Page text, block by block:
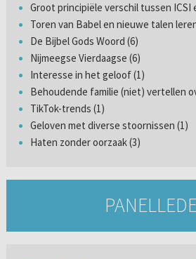
Groot principiële verschil tussen ICSI
Toren van Babel en nieuwe talen
De Bijbel Gods Woord (6)
Nijmeegse Vierdaagse (6)
Interesse in het geloof (1)
Behoudende familie (niet) vertellen
TikTok-trends (1)
Geloven met diverse stoornissen (1)
Haten zonder oorzaak (3)